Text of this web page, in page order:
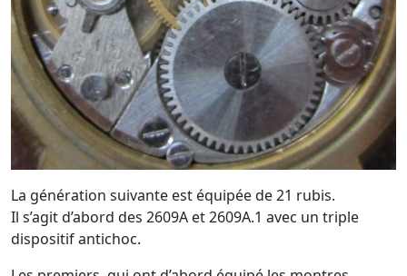
La génération suivante est équipée de 21 rubis.
Il s’agit d’abord des 2609A et 2609A.1 avec un triple
dispositif antichoc.